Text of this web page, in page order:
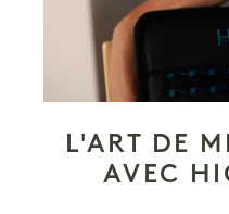
L'ART DE
AVEC